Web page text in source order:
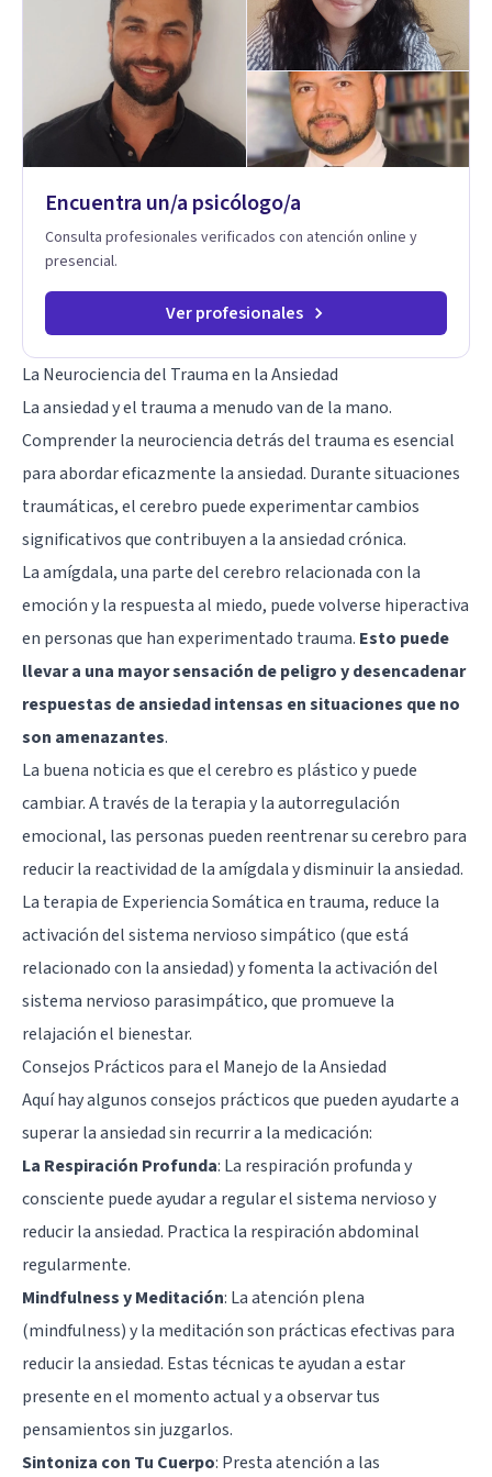
Adolescentes y Adultos
Encuentra un/a psicólogo/a
Consulta profesionales verificados con atención online y
presencial.
Ver profesionales
La Neurociencia del Trauma en la Ansiedad
La ansiedad y el trauma a menudo van de la mano.
Comprender la neurociencia detrás del trauma es esencial
para abordar eficazmente la ansiedad. Durante situaciones
traumáticas, el cerebro puede experimentar cambios
significativos que contribuyen a la ansiedad crónica.
La amígdala, una parte del cerebro relacionada con la
emoción y la respuesta al miedo, puede volverse hiperactiva
en personas que han experimentado trauma. Esto puede
llevar a una mayor sensación de peligro y desencadenar
respuestas de ansiedad intensas en situaciones que no
son amenazantes.
La buena noticia es que el cerebro es plástico y puede
cambiar. A través de la terapia y la autorregulación
emocional, las personas pueden reentrenar su cerebro para
reducir la reactividad de la amígdala y disminuir la ansiedad.
La terapia de Experiencia Somática en trauma, reduce la
activación del sistema nervioso simpático (que está
relacionado con la ansiedad) y fomenta la activación del
sistema nervioso parasimpático, que promueve la
relajación el bienestar.
Consejos Prácticos para el Manejo de la Ansiedad
Aquí hay algunos consejos prácticos que pueden ayudarte a
superar la ansiedad sin recurrir a la medicación:
La Respiración Profunda: La respiración profunda y
consciente puede ayudar a regular el sistema nervioso y
reducir la ansiedad. Practica la respiración abdominal
regularmente.
Mindfulness y Meditación: La atención plena
(mindfulness) y la meditación son prácticas efectivas para
reducir la ansiedad. Estas técnicas te ayudan a estar
presente en el momento actual y a observar tus
pensamientos sin juzgarlos.
Sintoniza con Tu Cuerpo: Presta atención a las